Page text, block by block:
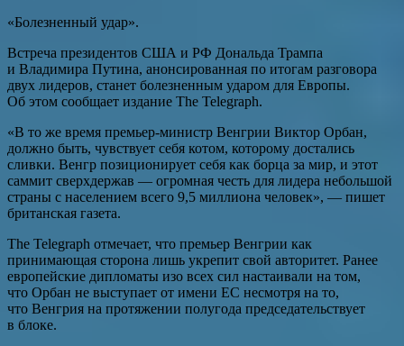
«Болезненный удар».
Встреча президентов США и РФ Дональда Трампа
и Владимира Путина, анонсированная по итогам разговора
двух лидеров, станет болезненным ударом для Европы.
Об этом сообщает издание The Telegraph.
«В то же время премьер-министр Венгрии Виктор Орбан,
должно быть, чувствует себя котом, которому достались
сливки. Венгр позиционирует себя как борца за мир, и этот
саммит сверхдержав — огромная честь для лидера небольшой
страны с населением всего 9,5 миллиона человек», — пишет
британская газета.
The Telegraph отмечает, что премьер Венгрии как
принимающая сторона лишь укрепит свой авторитет. Ранее
европейские дипломаты изо всех сил настаивали на том,
что Орбан не выступает от имени ЕС несмотря на то,
что Венгрия на протяжении полугода председательствует
в блоке.